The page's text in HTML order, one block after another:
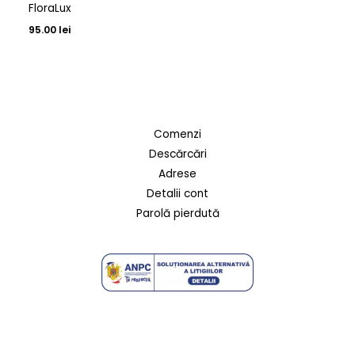
FloraLux
95.00 lei
Comenzi
Descărcări
Adrese
Detalii cont
Parolă pierdută